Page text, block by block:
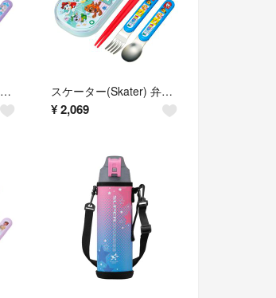
スケーター(Skater) カトラリーセット 子供用 お弁当 箸 スプーン フォ スケーター(Skater) 弁当用箸 子供用 トリオセット 箸 スプーン フォー
¥2,069